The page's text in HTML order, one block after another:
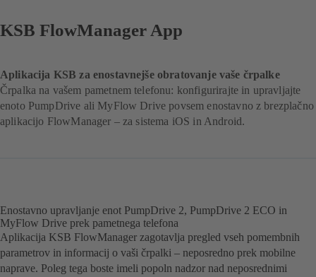
KSB FlowManager App
Aplikacija KSB za enostavnejše obratovanje vaše črpalke
Črpalka na vašem pametnem telefonu: konfigurirajte in upravljajte
enoto PumpDrive ali MyFlow Drive povsem enostavno z brezplačno
aplikacijo FlowManager – za sistema iOS in Android.
Enostavno upravljanje enot PumpDrive 2, PumpDrive 2 ECO in
MyFlow Drive prek pametnega telefona
Aplikacija KSB FlowManager zagotavlja pregled vseh pomembnih
parametrov in informacij o vaši črpalki – neposredno prek mobilne
naprave. Poleg tega boste imeli popoln nadzor nad neposrednimi